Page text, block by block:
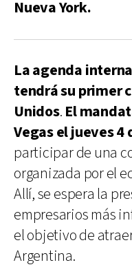
Nueva York.
La agenda
tendrá su primer
Unidos. El
Vegas el jueves
participar de una
organizada por el
Allí, se espera la
empresarios más
el objetivo de
Argentina.